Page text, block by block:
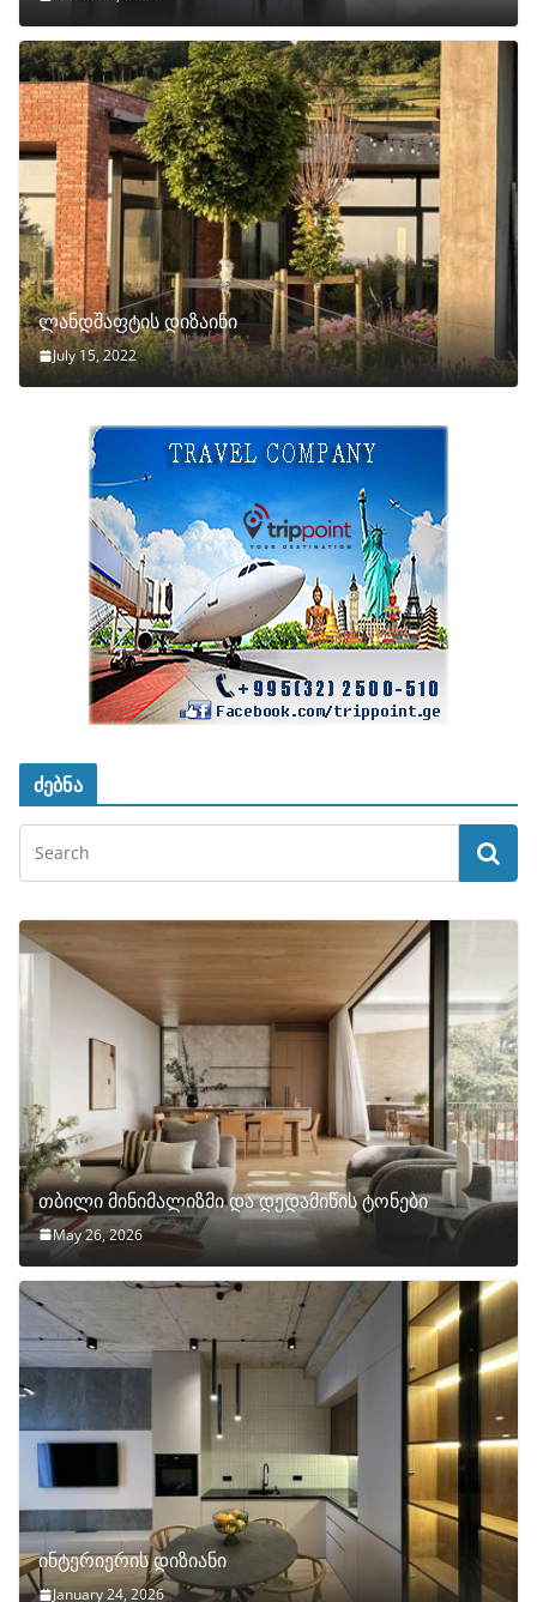
ლანდშაფტის დიზაინი
July 15, 2022
ძებნა
თბილი მინიმალიზმი და დედამიწის ტონები
May 26, 2026
ინტერიერის დიზიანი
January 24, 2026